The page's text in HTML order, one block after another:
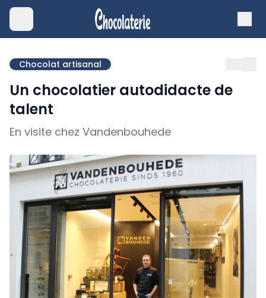
Chocolat artisanal
Un chocolatier autodidacte de
talent
En visite chez Vandenbouhede